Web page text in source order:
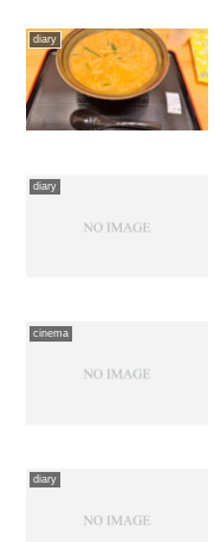
diary
diary
cinema
diary